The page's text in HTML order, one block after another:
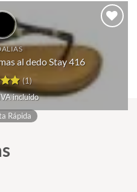
al dedo Stay 416
(1)
incluido
Rápida